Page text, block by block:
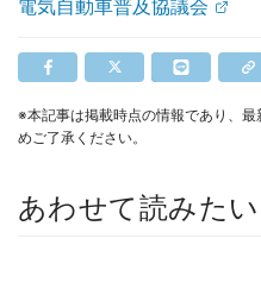
電気自動車普及協議会
※本記事は掲載時点の情報であり、
めご了承ください。
あわせて読みたい